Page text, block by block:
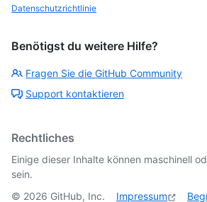
Datenschutzrichtlinie
Benötigst du weitere Hilfe?
Fragen Sie die GitHub Community
Support kontaktieren
Rechtliches
Einige dieser Inhalte können maschinell
sein.
© 2026 GitHub, Inc. Impressum